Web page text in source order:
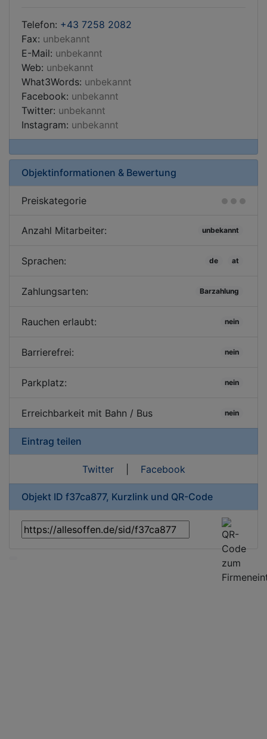
Telefon: +43 7258 2082
Fax: unbekannt
E-Mail: unbekannt
Web: unbekannt
What3Words: unbekannt
Facebook: unbekannt
Twitter: unbekannt
Instagram: unbekannt
Objektinformationen & Bewertung
Preiskategorie
Anzahl Mitarbeiter: unbekannt
Sprachen: de at
Zahlungsarten: Barzahlung
Rauchen erlaubt: nein
Barrierefrei: nein
Parkplatz: nein
Erreichbarkeit mit Bahn / Bus nein
Eintrag teilen
Twitter| Facebook
Objekt ID f37ca877, Kurzlink und QR-Code